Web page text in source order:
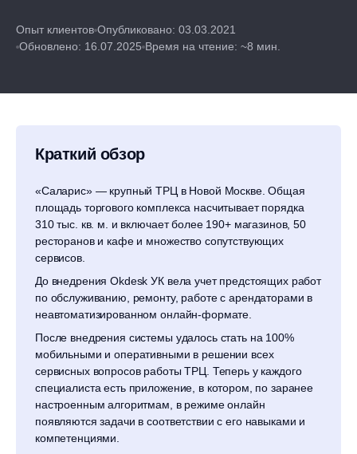
Опыт клиентов Опубликовано: 03.03.2021
Обновлено: 16.07.2025 Время на чтение: ~8 мин.
Краткий обзор
«Саларис» — крупный ТРЦ в Новой Москве. Общая
площадь торгового комплекса насчитывает порядка
310 тыс. кв. м. и включает более 190+ магазинов, 50
ресторанов и кафе и множество сопутствующих
сервисов.
До внедрения Okdesk УК вела учет предстоящих работ
по обслуживанию, ремонту, работе с арендаторами в
неавтоматизированном онлайн-формате.
После внедрения системы удалось стать на 100%
мобильными и оперативными в решении всех
сервисных вопросов работы ТРЦ. Теперь у каждого
специалиста есть приложение, в котором, по заранее
настроенным алгоритмам, в режиме онлайн
появляются задачи в соответствии с его навыками и
компетенциями.